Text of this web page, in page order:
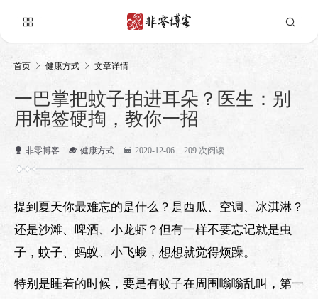
首页 健康方式 文章详情
一巴掌把蚊子拍进耳朵？医生：别
用棉签硬掏，教你一招
非零博客 健康方式 2020-12-06 209 次阅读
提到夏天你最难忘的是什么？是西瓜、空调、冰淇淋？
还是沙滩、啤酒、小龙虾？但有一样不要忘记就是虫
子，蚊子、蚂蚁、小飞蛾，想想就觉得烦躁。
特别是睡着的时候，要是有蚊子在周围嗡嗡乱叫，第一